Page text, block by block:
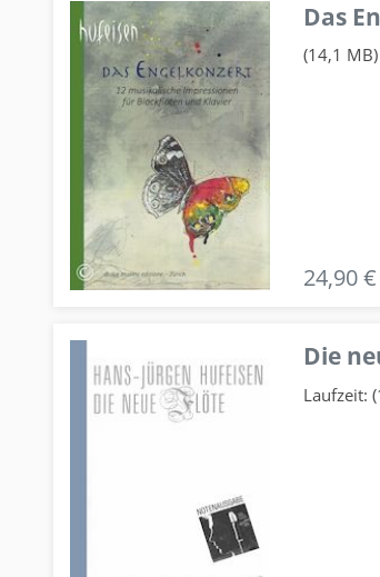
Das
(14,1 MB)
24,90 €
Die
Laufzeit: